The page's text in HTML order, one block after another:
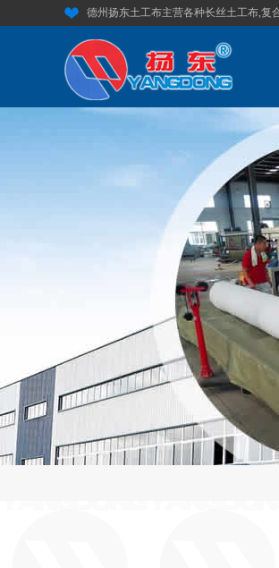
德州扬东土工布主营各种长丝土工布,复